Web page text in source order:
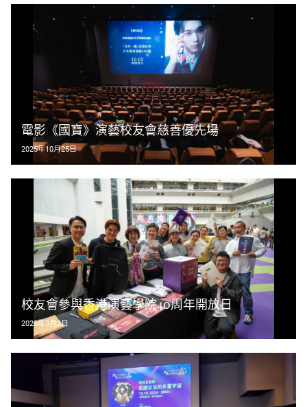
電影《國寶》演藝校友會慈善優先場
2025年10月25日
校友會參與香港演藝學院40周年開放日
2025年3月2日